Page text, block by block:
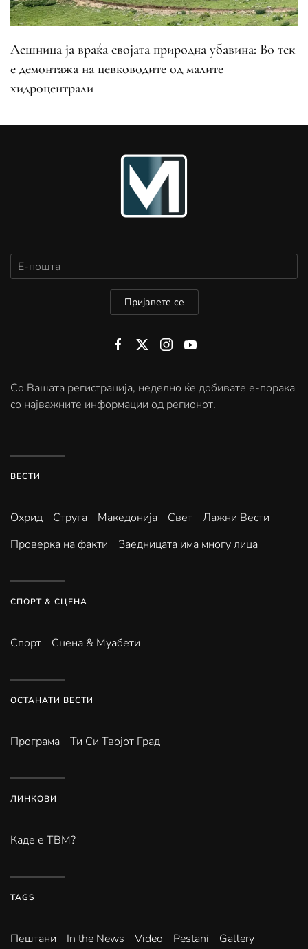
Лешница ја враќа својата природна убавина: Во тек
е демонтажа на цевководите од малите
хидроцентрали
Пријавете се
Со Вашата регистрација, неделно ќе добивате е-порака
со најважните информации од регионот.
ВЕСТИ
Охрид Струга Македонија Свет
Лажни Вести
Проверка на факти
Заедницата има многу лица
СПОРТ & СЦЕНА
Спорт Сцена & Муабети
ОСТАНАТИ ВЕСТИ
Програма Ти Си Твојот Град
ЛИНКОВИ
Каде е ТВМ?
TAGS
Пештани In the News Video Pestani
Gallery